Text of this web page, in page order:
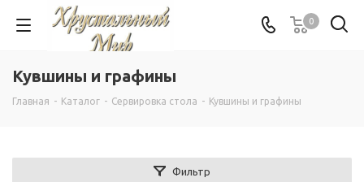
0
Кувшины и графины
Главная - Каталог - Сервировка стола - Кувшины и графины
Фильтр